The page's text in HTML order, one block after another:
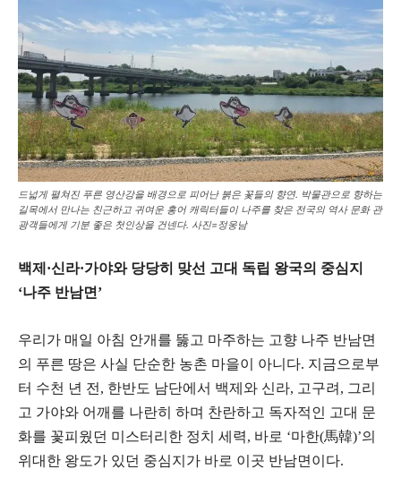
​드넓게 펼쳐진 푸른 영산강을 배경으로 피어난 붉은 꽃들의 향연. 박물관으로 향하는
길목에서 만나는 친근하고 귀여운 홍어 캐릭터들이 나주를 찾은 전국의 역사 문화 관
광객들에게 기분 좋은 첫인상을 건넨다. 사진=정웅남
​백제·신라·가야와 당당히 맞선 고대 독립 왕국의 중심지
‘나주 반남면’
​우리가 매일 아침 안개를 뚫고 마주하는 고향 나주 반남면
의 푸른 땅은 사실 단순한 농촌 마을이 아니다. 지금으로부
터 수천 년 전, 한반도 남단에서 백제와 신라, 고구려, 그리
고 가야와 어깨를 나란히 하며 찬란하고 독자적인 고대 문
화를 꽃피웠던 미스터리한 정치 세력, 바로 ‘마한(馬韓)’의
위대한 왕도가 있던 중심지가 바로 이곳 반남면이다.